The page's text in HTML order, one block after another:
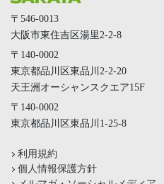
〒546-0013
大阪市東住吉区湯里2-2-8
〒140-0002
東京都品川区東品川2-2-20
天王洲オーシャンスクエア15F
〒140-0002
東京都品川区東品川1-25-8
利用規約
個人情報保護方針